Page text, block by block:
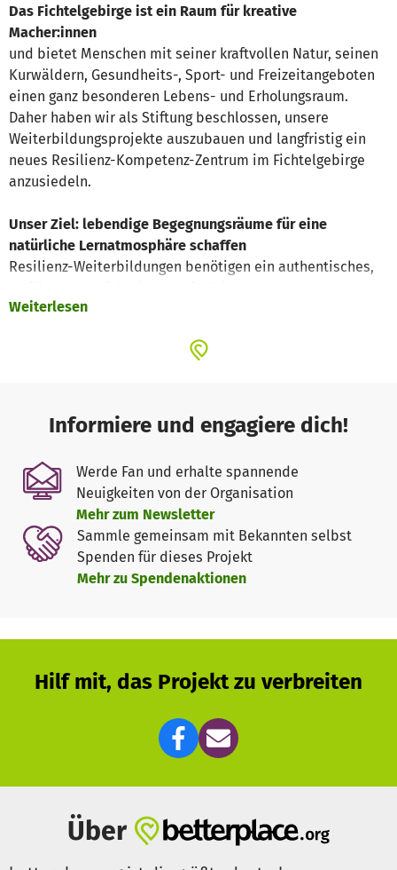
Das Fichtelgebirge ist ein Raum für kreative
Macher:innen
und bietet Menschen mit seiner kraftvollen Natur, seinen
Kurwäldern, Gesundheits-, Sport- und Freizeitangeboten
einen ganz besonderen Lebens- und Erholungsraum.
Daher haben wir als Stiftung beschlossen, unsere
Weiterbildungsprojekte auszubauen und langfristig ein
neues Resilienz-Kompetenz-Zentrum im Fichtelgebirge
anzusiedeln.
Unser Ziel: lebendige Begegnungsräume für eine
natürliche Lernatmosphäre schaffen
Resilienz-Weiterbildungen benötigen ein authentisches,
Persönlichkeits-entwicklung mit Erholung und
Alexandersbad und seiner wunderschönen Umgebung
Unsere Vision: Ein Resilienz-Kompetenz-Zentrum für
unsere regionale und überregionale Arbeit
Im Rahmen unsere ersten Testphase vom Sommer 2022
bis Winter 2023 haben wir in dem Weiterbildungshaus
"Häppy House One" bereits 1,5 Jahre Resilienz-Retreats,
Resilienz-Schulungen und Resilienz-Seminare in
Verbindung mit Meditation, Yoga, Qigong, Theater-,
Bewegungs- oder Kunsttherapie angeboten. Im Sommer
Naturerlebnisse.
Diese Projekte möchten wir weiter ausbauen und ein
Resilienz-Kompetenz- und Ausbildungs-Zentrums für
Angewandte Resilienz aufbauen. Zusätzlich zu Resilienz-
stärken und als Resilienz-Experten ausbilden.
Wir initiieren Modell-Projekte für ein ECHT STARKES
Weiterlesen
Informiere und engagiere dich!
Werde Fan und erhalte spannende
Neuigkeiten von der Organisation
Mehr zum Newsletter
Sammle gemeinsam mit Bekannten selbst
Spenden für dieses Projekt
Mehr zu Spendenaktionen
Hilf mit, das Projekt zu verbreiten
Über